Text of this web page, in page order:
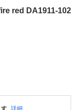
red DA1911-102